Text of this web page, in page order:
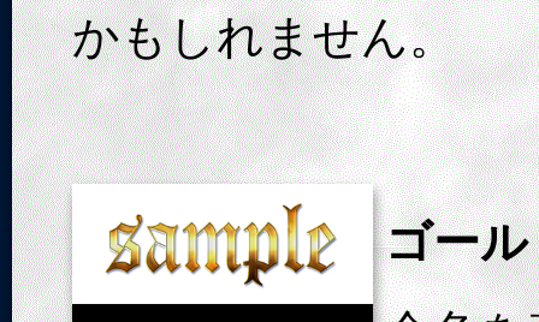
かもしれません。
ゴー